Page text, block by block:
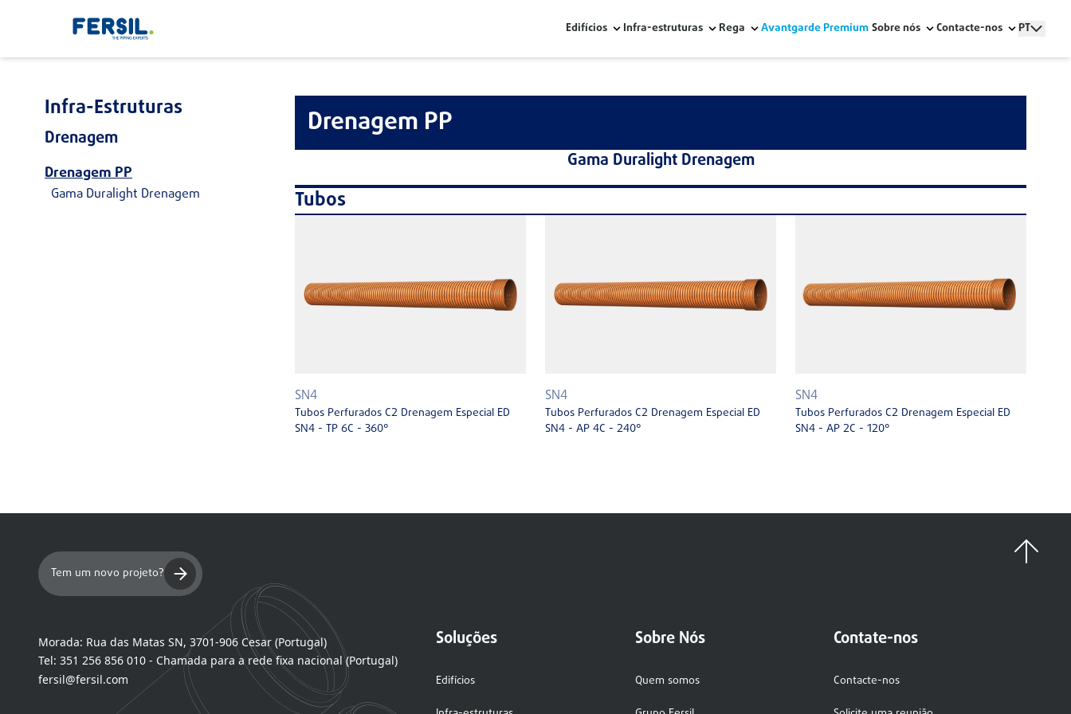
Edifícios Infra-estruturas Rega Avantgarde PremiumSobre nós Contacte-nos PT
Infra-Estruturas
Drenagem
Drenagem PP
Gama Duralight Drenagem
Drenagem PP
Gama Duralight Drenagem
Tubos
SN4
Tubos Perfurados C2 Drenagem Especial ED
SN4 - TP 6C - 360°
SN4
Tubos Perfurados C2 Drenagem Especial ED
SN4 - AP 4C - 240°
SN4
Tubos Perfurados C2 Drenagem Especial ED
SN4 - AP 2C - 120°
Tem um novo projeto?
Morada: Rua das Matas SN, 3701-906 Cesar (Portugal)
Tel: 351 256 856 010 - Chamada para a rede fixa nacional (Portugal)
fersil@fersil.com
Soluções
Edifícios
Sobre Nós
Quem somos
Contate-nos
Contacte-nos